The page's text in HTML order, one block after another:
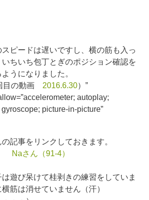
ピードは遅いですし、横の筋も入っ
ちいち包丁とぎのポジション確認を
うになりました。
目の動画 2016.6.30）”
autoplay;
picture-in-picture”
記事をリンクしておきます。
Naさん（91-4）
遊び呆けて桂剥きの練習をしていま
筋は消せていません（汗）